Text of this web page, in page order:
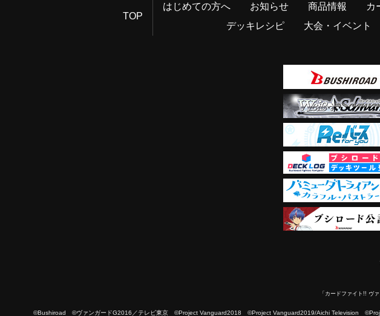
TOP
はじめての方へ お知らせ 商品情報 カ
デッキレシピ
大会・イベント
「カードファイト!! ヴ
©Bushiroad ©ヴァンガードG2016／テレビ東京 ©Project Vanguard2018 ©Project Vanguard2019/Aichi Television